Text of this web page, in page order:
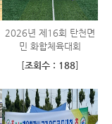
2026년 제16회 탄천면
민 화합체육대회
[조회수 : 188]